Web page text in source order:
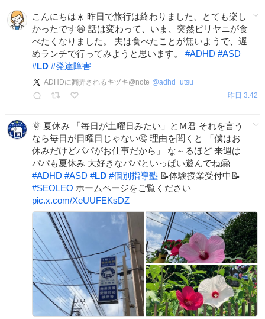
こんにちは☀️ 昨日で旅行は終わりました、とても楽し
かったです😆 話は変わって、いま、突然ビリヤニが食
べたくなりました。 夫は食べたことが無いようで、遅
めランチで行ってみようと思います。 #ADHD #ASD
#LD #発達障害
ADHDに翻弄されるキヅキ@note @adhd_utsu_
昨日 3:42
🌞 夏休み 「毎日が土曜日みたい」とＭ君 それを言う
なら毎日が日曜日じゃない🤔 理由を聞くと 「僕はお
休みだけどパパがお仕事だから」 な～るほど 来週は
パパも夏休み 大好きなパパといっぱい遊んでね🤗
#ADHD #ASD #LD #個別指導塾 📝体験授業受付中📝
#SEOLEO ホームページをご覧ください
pic.x.com/XeUUFEKsDZ